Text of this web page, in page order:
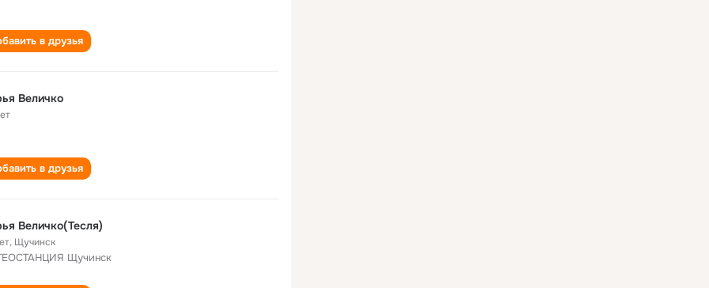
в друзья
Величко
в друзья
Величко(Тесля)
, Щучинск
Щучинск